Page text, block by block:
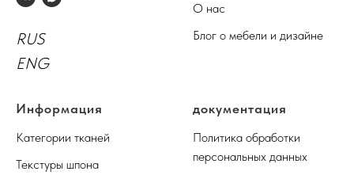
RUS
ENG
О нас
Блог о мебели и дизайне
Информация
Категории тканей
Текстуры шпона
документация
Политика обработки
персональных данных